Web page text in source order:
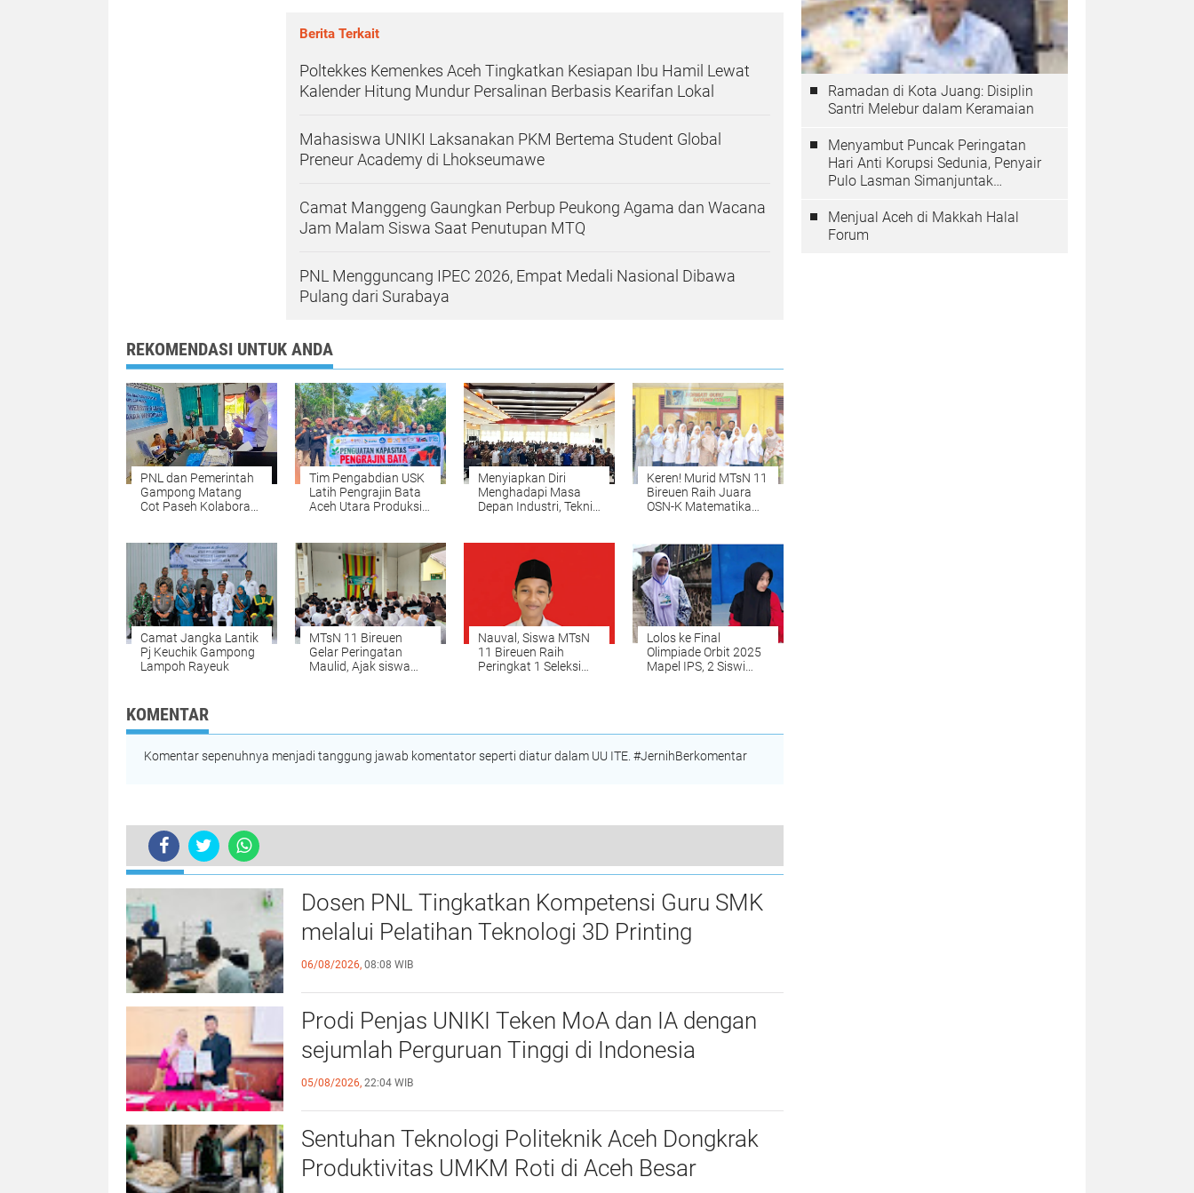
Berita Terkait
Poltekkes Kemenkes Aceh Tingkatkan Kesiapan Ibu Hamil Lewat
Kalender Hitung Mundur Persalinan Berbasis Kearifan Lokal
Mahasiswa UNIKI Laksanakan PKM Bertema Student Global
Preneur Academy di Lhokseumawe
Camat Manggeng Gaungkan Perbup Peukong Agama dan Wacana
Jam Malam Siswa Saat Penutupan MTQ
PNL Mengguncang IPEC 2026, Empat Medali Nasional Dibawa
Pulang dari Surabaya
REKOMENDASI UNTUK ANDA
PNL dan Pemerintah
Gampong Matang
Cot Paseh Kolaborasi
Desa
Tim Pengabdian USK
Latih Pengrajin Bata
Aceh Utara Produksi
Lumpur Banjir
Menyiapkan Diri
Menghadapi Masa
Depan Industri, Teknik
Operasi BPMA
Keren! Murid MTsN 11
Bireuen Raih Juara
OSN-K Matematika
Camat Jangka Lantik
Pj Keuchik Gampong
Lampoh Rayeuk
MTsN 11 Bireuen
Gelar Peringatan
Maulid, Ajak siswa
Nauval, Siswa MTsN
11 Bireuen Raih
Peringkat 1 Seleksi
Lolos ke Final
Olimpiade Orbit 2025
Mapel IPS, 2 Siswi
KOMENTAR
Komentar sepenuhnya menjadi tanggung jawab komentator seperti diatur dalam UU ITE. #JernihBerkomentar
Ini Pesan Moral Wadir I PNL Saat Membuka Kuliah Umum di Jurusan Tata Niaga
TERKINI
Dosen PNL Tingkatkan Kompetensi Guru SMK
melalui Pelatihan Teknologi 3D Printing
06/08/2026, 08:08 WIB
Prodi Penjas UNIKI Teken MoA dan IA dengan
sejumlah Perguruan Tinggi di Indonesia
05/08/2026, 22:04 WIB
Sentuhan Teknologi Politeknik Aceh Dongkrak
Produktivitas UMKM Roti di Aceh Besar
Ramadan di Kota Juang: Disiplin
Santri Melebur dalam Keramaian
Menyambut Puncak Peringatan
Hari Anti Korupsi Sedunia, Penyair
Pulo Lasman Simanjuntak
Korupsi di Indonesia
Menjual Aceh di Makkah Halal
Forum